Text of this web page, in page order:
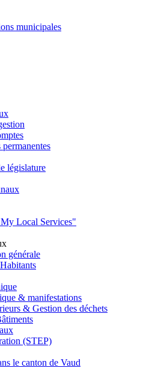
municipales
législature
Local Services"
générale
& manifestations
& Gestion des déchets
(STEP)
le canton de Vaud